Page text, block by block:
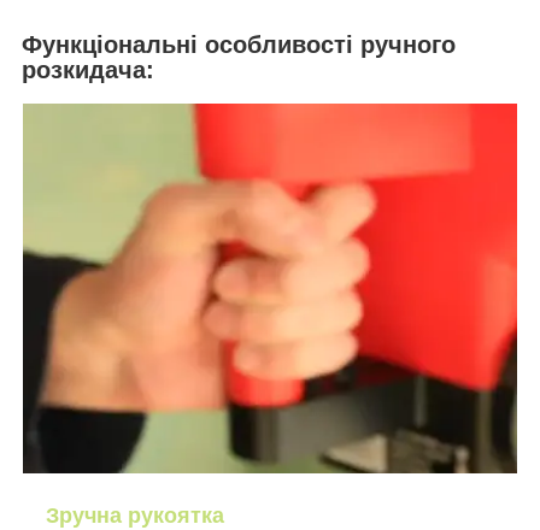
Функціональні особливості ручного
розкидача:
Зручна рукоятка